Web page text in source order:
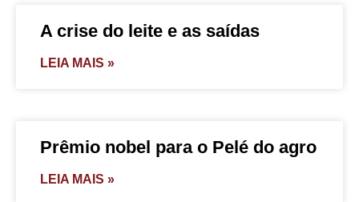
A crise do leite e as saídas
LEIA MAIS »
Prêmio nobel para o Pelé do agro
LEIA MAIS »